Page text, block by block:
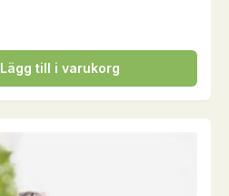
Lägg till i varukorg